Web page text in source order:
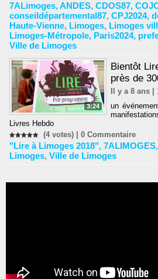
7ALimoges,ANDES, CDOS87,
conseildépartemental87, CPJ2024,
Haute-Vienne, Limoges, Limoges
Limoges-Métropole, Paris2024,
Ville de Limoges
3:24
Bientôt
près de
Il y a 8 ans |
un
Livres Hebdo
(4 votes) | 0 Commentaire
"Lire à Limoges 2018", 7ALIMOGES,
Limoges, Ville de Limoges